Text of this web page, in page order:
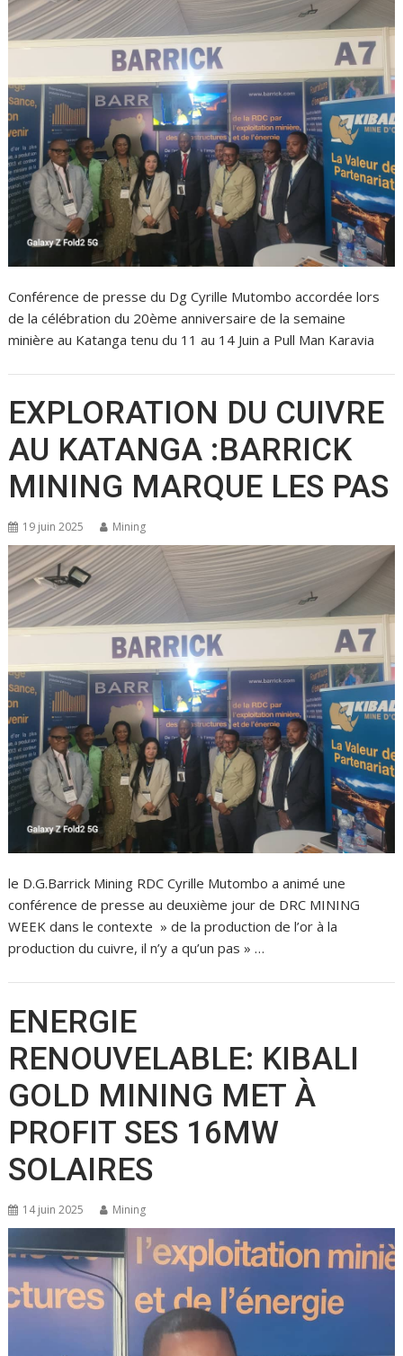
Conférence de presse du Dg Cyrille Mutombo accordée lors
de la célébration du 20ème anniversaire de la semaine
minière au Katanga tenu du 11 au 14 Juin a Pull Man Karavia
EXPLORATION DU CUIVRE
AU KATANGA :BARRICK
MINING MARQUE LES PAS
19 juin 2025 Mining
le D.G.Barrick Mining RDC Cyrille Mutombo a animé une
conférence de presse au deuxième jour de DRC MINING
WEEK dans le contexte » de la production de l’or à la
production du cuivre, il n’y a qu’un pas » …
ENERGIE
RENOUVELABLE: KIBALI
GOLD MINING MET À
PROFIT SES 16MW
SOLAIRES
14 juin 2025 Mining